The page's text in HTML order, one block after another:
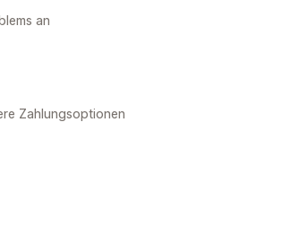
an
Zahlungsoptionen